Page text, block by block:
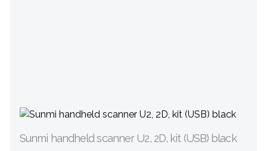
Sunmi handheld scanner U2, 2D, kit (USB) black